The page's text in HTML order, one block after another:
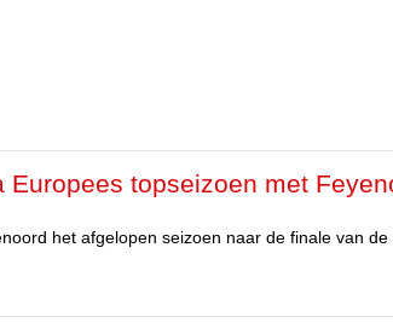
topseizoen met
het afgelopen seizoen naar de finale van de